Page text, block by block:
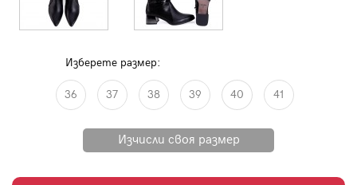
Изберете размер:
36 37 38 39 40 41